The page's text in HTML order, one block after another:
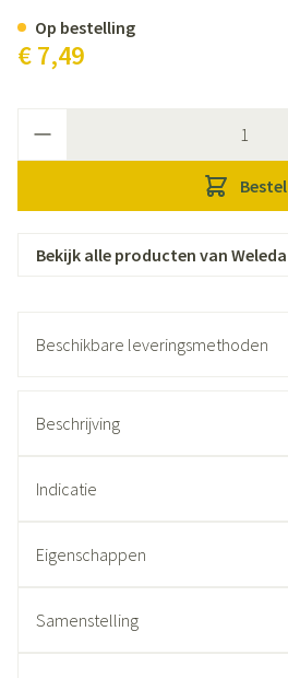
€ 7,49
Bestel
Op bestelling
Bekijk alle producten van Weleda
Beschikbare leveringsmethoden
Beschrijving
Indicatie
Eigenschappen
Samenstelling